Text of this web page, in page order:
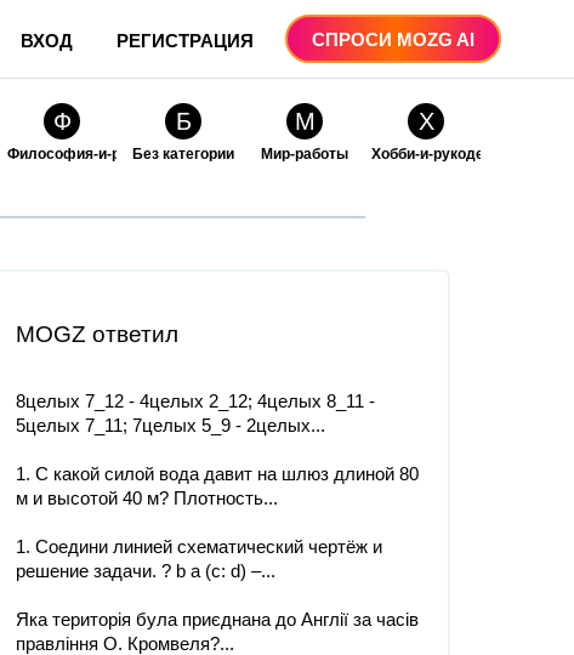
ВХОД РЕГИСТРАЦИЯ СПРОСИ MOZG AI
Ф
Философия-и-религия
Б
Без категории
М
Мир-работы
Х
Хобби-и-рукоделие
MOGZ ответил
8целых 7_12 - 4целых 2_12; 4целых 8_11 -
5целых 7_11; 7целых 5_9 - 2целых...
1. С какой силой вода давит на шлюз длиной 80
м и высотой 40 м? Плотность...
1. Соедини линией схематический чертёж и
решение задачи. ? b а (с: d) –...
Яка територія була приєднана до Англії за часів
правління О. Кромвеля?...